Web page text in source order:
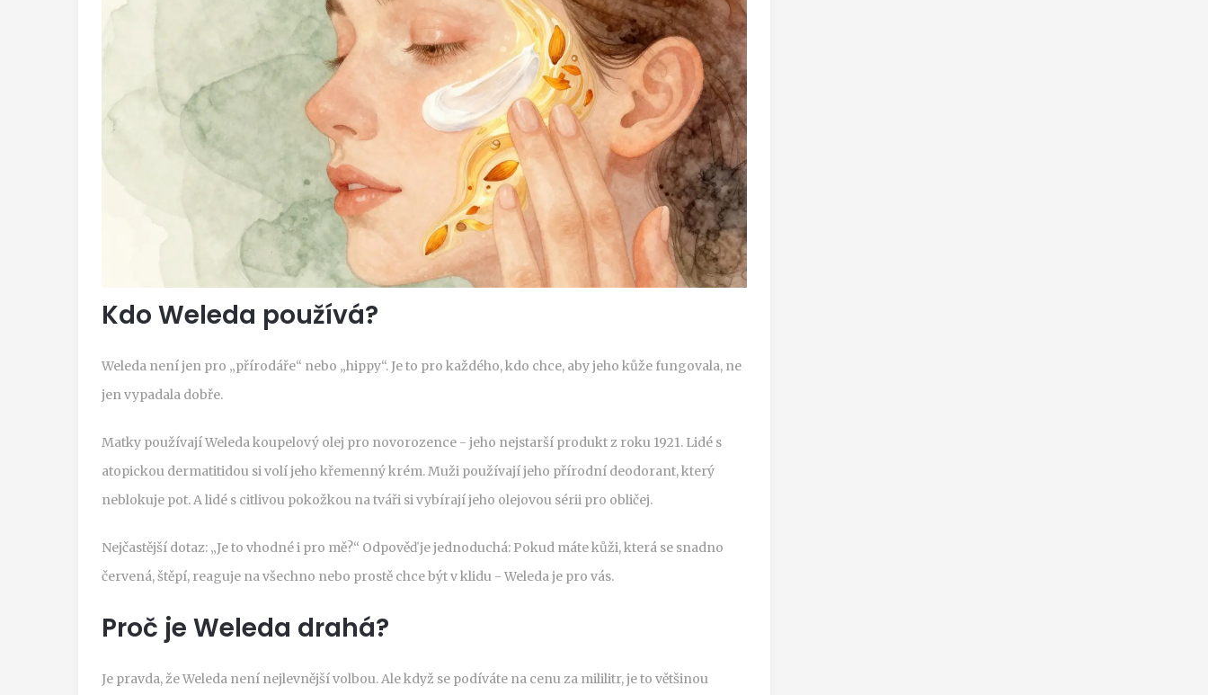
Kdo Weleda používá?
Weleda není jen pro „přírodáře“ nebo „hippy“. Je to pro každého, kdo chce, aby jeho kůže fungovala, ne
jen vypadala dobře.
Matky používají Weleda koupelový olej pro novorozence - jeho nejstarší produkt z roku 1921. Lidé s
atopickou dermatitidou si volí jeho křemenný krém. Muži používají jeho přírodní deodorant, který
neblokuje pot. A lidé s citlivou pokožkou na tváři si vybírají jeho olejovou sérii pro obličej.
Nejčastější dotaz: „Je to vhodné i pro mě?“ Odpověď je jednoduchá: Pokud máte kůži, která se snadno
červená, štěpí, reaguje na všechno nebo prostě chce být v klidu - Weleda je pro vás.
Proč je Weleda drahá?
Je pravda, že Weleda není nejlevnější volbou. Ale když se podíváte na cenu za mililitr, je to většinou